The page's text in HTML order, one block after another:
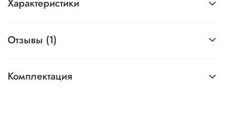
Характеристики
Отзывы (1)
Комплектация